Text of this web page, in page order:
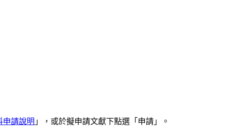
申請說明 」，或於擬申請文獻下點選「申請」。